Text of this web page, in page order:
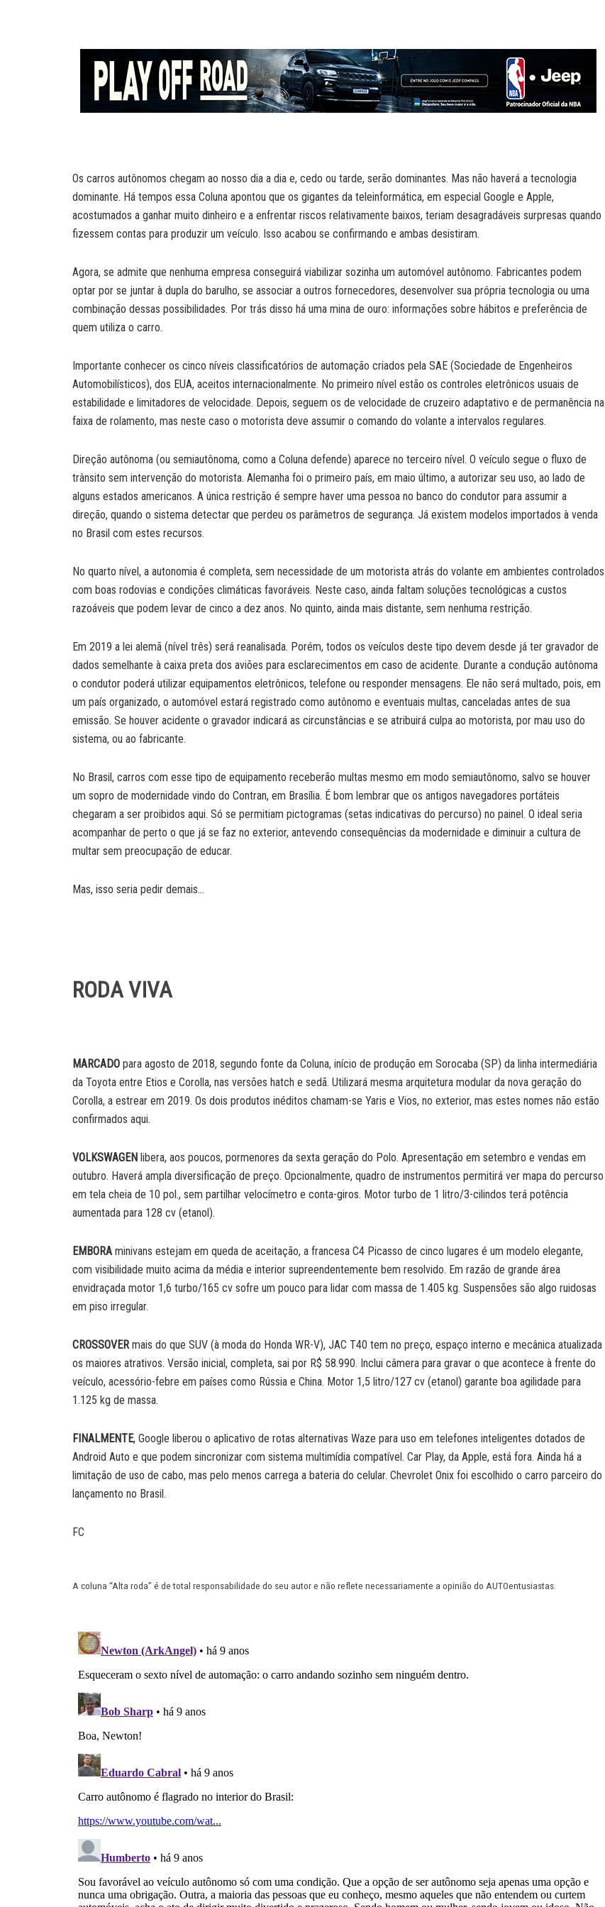
A
d
n
o
o
k
i
n
Os carros autônomos chegam ao nosso dia a dia e, cedo ou tarde, serão dominantes. Mas não haverá a tecnologia
dominante. Há tempos essa Coluna apontou que os gigantes da teleinformática, em especial Google e Apple,
acostumados a ganhar muito dinheiro e a enfrentar riscos relativamente baixos, teriam desagradáveis surpresas quando
fizessem contas para produzir um veículo. Isso acabou se confirmando e ambas desistiram.
Agora, se admite que nenhuma empresa conseguirá viabilizar sozinha um automóvel autônomo. Fabricantes podem
optar por se juntar à dupla do barulho, se associar a outros fornecedores, desenvolver sua própria tecnologia ou uma
combinação dessas possibilidades. Por trás disso há uma mina de ouro: informações sobre hábitos e preferência de
quem utiliza o carro.
Importante conhecer os cinco níveis classificatórios de automação criados pela SAE (Sociedade de Engenheiros
Automobilísticos), dos EUA, aceitos internacionalmente. No primeiro nível estão os controles eletrônicos usuais de
estabilidade e limitadores de velocidade. Depois, seguem os de velocidade de cruzeiro adaptativo e de permanência na
faixa de rolamento, mas neste caso o motorista deve assumir o comando do volante a intervalos regulares.
Direção autônoma (ou semiautônoma, como a Coluna defende) aparece no terceiro nível. O veículo segue o fluxo de
trânsito sem intervenção do motorista. Alemanha foi o primeiro país, em maio último, a autorizar seu uso, ao lado de
alguns estados americanos. A única restrição é sempre haver uma pessoa no banco do condutor para assumir a
direção, quando o sistema detectar que perdeu os parâmetros de segurança. Já existem modelos importados à venda
no Brasil com estes recursos.
No quarto nível, a autonomia é completa, sem necessidade de um motorista atrás do volante em ambientes controlados
com boas rodovias e condições climáticas favoráveis. Neste caso, ainda faltam soluções tecnológicas a custos
razoáveis que podem levar de cinco a dez anos. No quinto, ainda mais distante, sem nenhuma restrição.
Em 2019 a lei alemã (nível três) será reanalisada. Porém, todos os veículos deste tipo devem desde já ter gravador de
dados semelhante à caixa preta dos aviões para esclarecimentos em caso de acidente. Durante a condução autônoma
o condutor poderá utilizar equipamentos eletrônicos, telefone ou responder mensagens. Ele não será multado, pois, em
um país organizado, o automóvel estará registrado como autônomo e eventuais multas, canceladas antes de sua
emissão. Se houver acidente o gravador indicará as circunstâncias e se atribuirá culpa ao motorista, por mau uso do
sistema, ou ao fabricante.
No Brasil, carros com esse tipo de equipamento receberão multas mesmo em modo semiautônomo, salvo se houver
um sopro de modernidade vindo do Contran, em Brasília. É bom lembrar que os antigos navegadores portáteis
chegaram a ser proibidos aqui. Só se permitiam pictogramas (setas indicativas do percurso) no painel. O ideal seria
acompanhar de perto o que já se faz no exterior, antevendo consequências da modernidade e diminuir a cultura de
multar sem preocupação de educar.
Mas, isso seria pedir demais…
RODA VIVA
MARCADO para agosto de 2018, segundo fonte da Coluna, início de produção em Sorocaba (SP) da linha intermediária
da Toyota entre Etios e Corolla, nas versões hatch e sedã. Utilizará mesma arquitetura modular da nova geração do
Corolla, a estrear em 2019. Os dois produtos inéditos chamam-se Yaris e Vios, no exterior, mas estes nomes não estão
confirmados aqui.
VOLKSWAGEN libera, aos poucos, pormenores da sexta geração do Polo. Apresentação em setembro e vendas em
outubro. Haverá ampla diversificação de preço. Opcionalmente, quadro de instrumentos permitirá ver mapa do percurso
em tela cheia de 10 pol., sem partilhar velocímetro e conta-giros. Motor turbo de 1 litro/3-cilindos terá potência
aumentada para 128 cv (etanol).
EMBORA minivans estejam em queda de aceitação, a francesa C4 Picasso de cinco lugares é um modelo elegante,
com visibilidade muito acima da média e interior supreendentemente bem resolvido. Em razão de grande área
envidraçada motor 1,6 turbo/165 cv sofre um pouco para lidar com massa de 1.405 kg. Suspensões são algo ruidosas
em piso irregular.
CROSSOVER mais do que SUV (à moda do Honda WR-V), JAC T40 tem no preço, espaço interno e mecânica atualizada
os maiores atrativos. Versão inicial, completa, sai por R$ 58.990. Inclui câmera para gravar o que acontece à frente do
veículo, acessório-febre em países como Rússia e China. Motor 1,5 litro/127 cv (etanol) garante boa agilidade para
1.125 kg de massa.
FINALMENTE, Google liberou o aplicativo de rotas alternativas Waze para uso em telefones inteligentes dotados de
Android Auto e que podem sincronizar com sistema multimídia compatível. Car Play, da Apple, está fora. Ainda há a
limitação de uso de cabo, mas pelo menos carrega a bateria do celular. Chevrolet Onix foi escolhido o carro parceiro do
lançamento no Brasil.
FC
A coluna “Alta roda” é de total responsabilidade do seu autor e não reflete necessariamente a opinião do AUTOentusiastas.